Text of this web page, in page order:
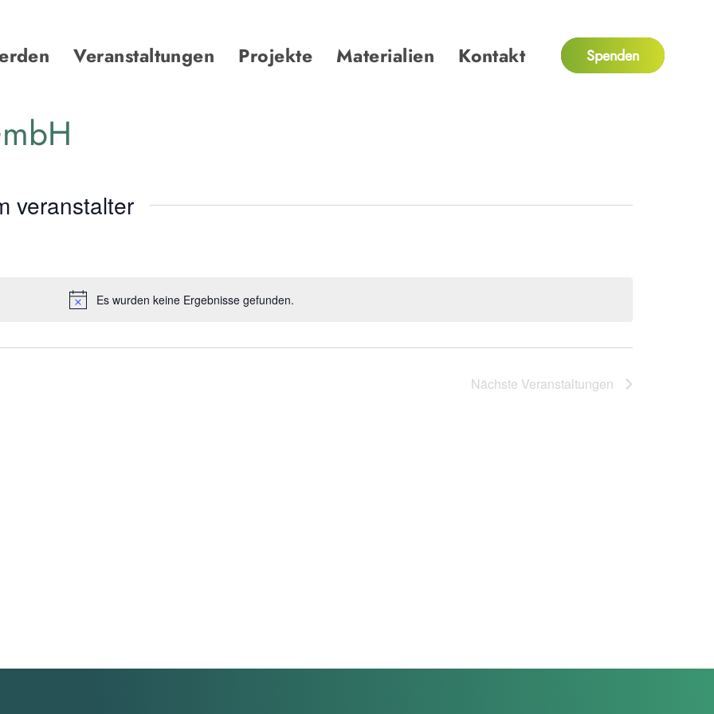
Veranstaltungen Projekte Materialien Kontakt Spenden
veranstalter
Hinweis
Es wurden keine Ergebnisse gefunden.
Nächste Veranstaltungen